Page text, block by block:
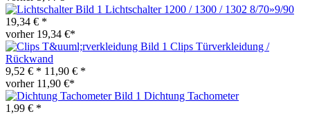
Lichtschalter 1200 / 1300 / 1302 8/70»9/90
19,34 € *
vorher 19,34 €*
Clips Türverkleidung /
Rückwand
9,52 € * 11,90 € *
vorher 11,90 €*
Dichtung Tachometer
1,99 € *